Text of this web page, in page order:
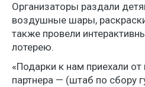
Организаторы раздали
воздушные шары,
также провели
лотерею.
«Подарки к нам приехали
партнера — (штаб по сбору